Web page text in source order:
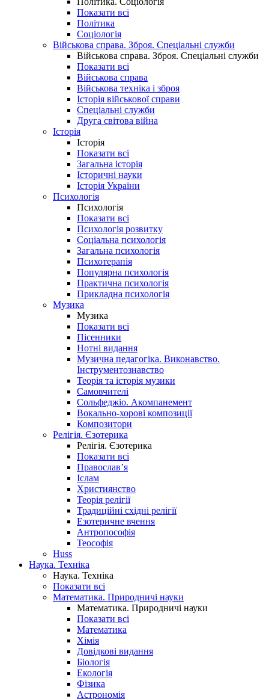
Показати всі
Політика
Соціологія
Військова справа. Зброя. Спеціальні служби
Військова справа. Зброя. Спеціальні служби
Показати всі
Військова справа
Військова техніка і зброя
Історія військової справи
Спеціальні служби
Друга світова війна
Історія
Історія
Показати всі
Загальна історія
Історичні науки
Історія України
Психологія
Психологія
Показати всі
Психологія розвитку
Соціальна психологія
Загальна психологія
Психотерапія
Популярна психологія
Практична психологія
Прикладна психологія
Музика
Музика
Показати всі
Пісенники
Нотні видання
Музична педагогіка. Виконавство.
Інструментознавство
Теорія та історія музики
Самовчителі
Сольфеджіо. Акомпанемент
Вокально-хорові композиції
Композитори
Релігія. Єзотерика
Релігія. Єзотерика
Показати всі
Православ’я
Іслам
Християнство
Теорія релігії
Традиційні східні релігії
Езотеричне вчення
Антропософія
Теософія
Huss
Наука. Техніка
Наука. Техніка
Показати всі
Математика. Природничі науки
Математика. Природничі науки
Показати всі
Математика
Хімія
Довідкові видання
Біологія
Екологія
Фізика
Астрономія